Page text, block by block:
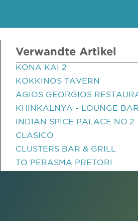
Verwandte Artikel
KONA KAI 2
KOKKINOS TAVERN
AGIOS GEORGIOS
KHINKALNYA - LOUNGE
INDIAN SPICE PALACE NO.2
CLASICO
CLUSTERS BAR & GRILL
TO PERASMA PRETORI